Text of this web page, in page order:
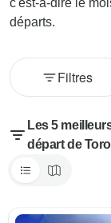
c'est-à-dire le
départs.
Filtres
Les 5
départ de